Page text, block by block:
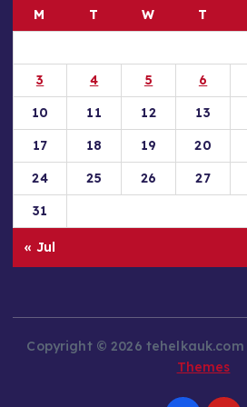
M T W T
3
4 5 6
10
11 12 13
17
18 19 20
24
25 26 27
31
« Jul
Copyright © 2026 tehelkauk.com
Themes